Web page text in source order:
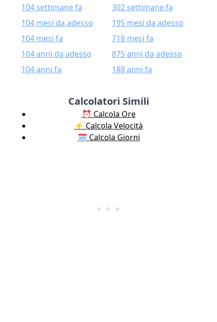
104 settimane fa
104 mesi da adesso
104 mesi fa
104 anni da adesso
104 anni fa
302 settimane fa
195 mesi da adesso
718 mesi fa
875 anni da adesso
188 anni fa
Calcolatori Simili
⏰ Calcola Ore
⚡️ Calcola Velocità
🗓️ Calcola Giorni